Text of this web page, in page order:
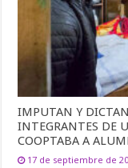
IMPUTAN Y
INTEGRANTES DE
COOPTABA A
17 de septiembre de